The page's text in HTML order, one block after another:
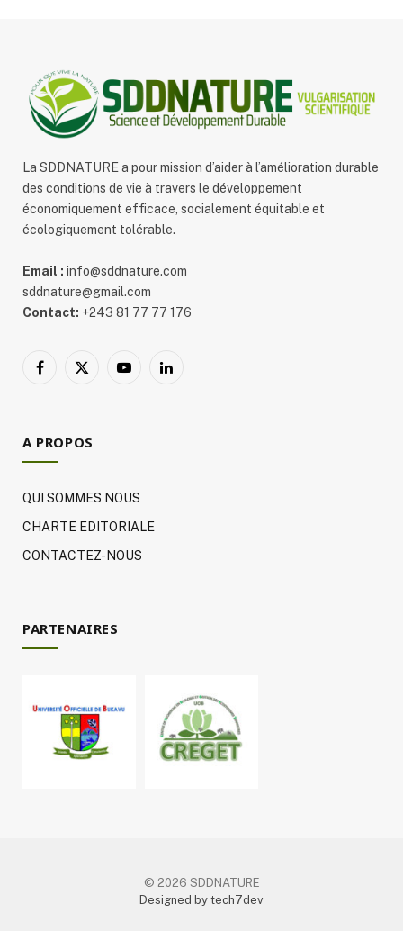
La SDDNATURE a pour mission d’aider à l’amélioration durable
des conditions de vie à travers le développement
économiquement efficace, socialement équitable et
écologiquement tolérable.
Email : info@sddnature.com
sddnature@gmail.com
Contact: +243 81 77 77 176
Facebook
X
YouTubeLinkedIn
A PROPOS
QUI SOMMES NOUS
CHARTE EDITORIALE
CONTACTEZ-NOUS
PARTENAIRES
© 2026 SDDNATURE
Designed by tech7dev